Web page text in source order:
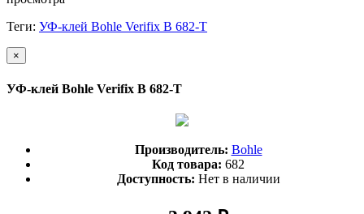
Теги: УФ-клей Bohle Verifix B 682-T
×
УФ-клей Bohle Verifix B 682-T
Производитель: Bohle
Код товара: 682
Доступность: Нет в наличии